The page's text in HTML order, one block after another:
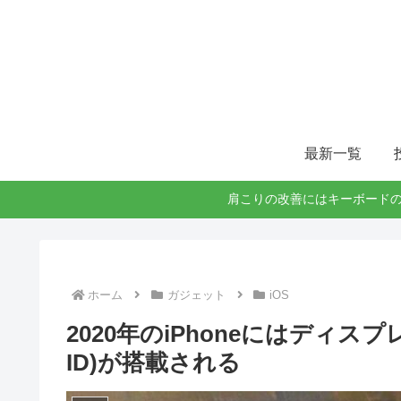
最新一覧
肩こりの改善にはキーボード
ホーム ガジェット iOS
2020年のiPhoneにはディスプ
ID)が搭載される